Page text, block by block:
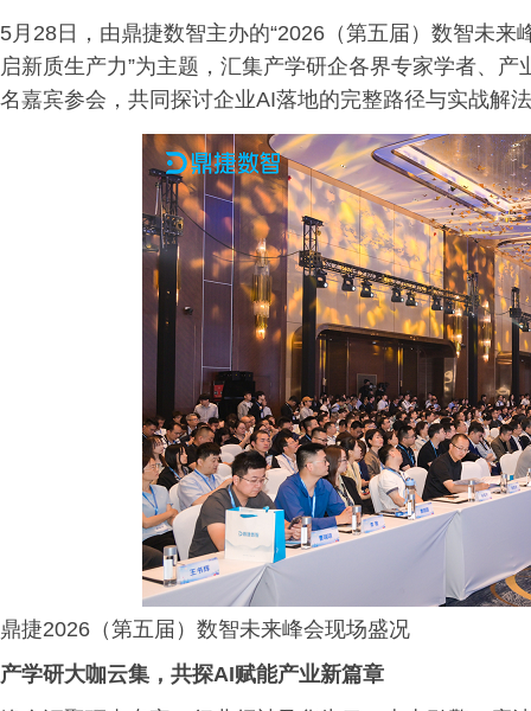
5月28日，由鼎捷数智主办的“2026（第五届）数智未来
启新质生产力”为主题，汇集产学研企各界专家学者、
名嘉宾参会，共同探讨企业AI落地的完整路径与实战解
鼎捷2026（第五届）数智未来峰会现场盛况
产学研大咖云集，共探AI赋能产业新篇章